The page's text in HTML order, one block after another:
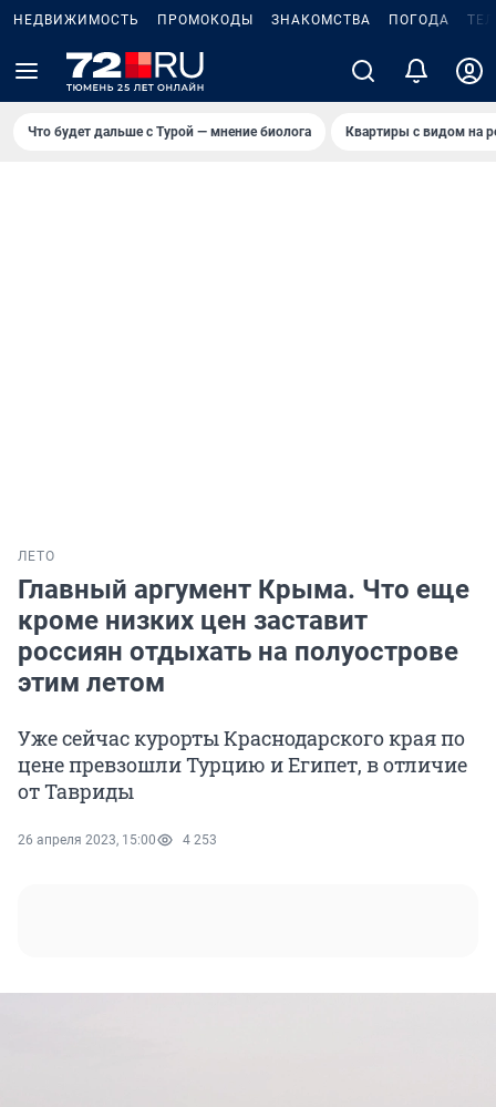
НЕДВИЖИМОСТЬ ПРОМОКОДЫ ЗНАКОМСТВА ПОГОДА
Что будет дальше с Турой — мнение биолога Квартиры с видом на
ЛЕТО
Главный аргумент Крыма. Что еще
кроме низких цен заставит
россиян отдыхать на полуострове
этим летом
Уже сейчас курорты Краснодарского края по
цене превзошли Турцию и Египет, в отличие
от Тавриды
26 апреля 2023, 15:00 4 253